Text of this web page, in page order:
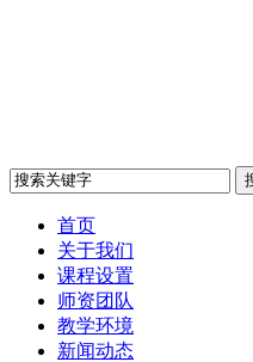
首页
关于我们
课程设置
师资团队
教学环境
新闻动态